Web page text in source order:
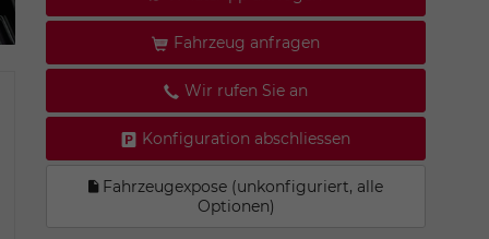
Fahrzeug anfragen
Wir rufen Sie an
Konfiguration abschliessen
Fahrzeugexpose (unkonfiguriert, alle
Optionen)